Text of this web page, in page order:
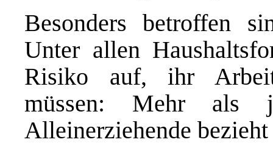
Besonders betroffen
Unter allen
Risiko auf, ihr
müssen: Mehr als
Alleinerziehende